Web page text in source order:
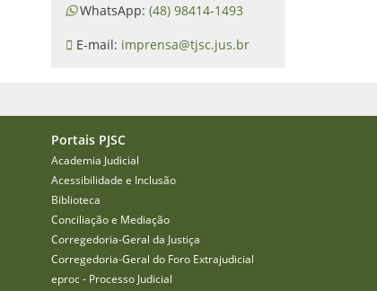
WhatsApp: (48) 98414-1493
E-mail: imprensa@tjsc.jus.br
Portais PJSC
Academia Judicial
Acessibilidade e Inclusão
Biblioteca
Conciliação e Mediação
Corregedoria-Geral da Justiça
Corregedoria-Geral do Foro Extrajudicial
eproc - Processo Judicial